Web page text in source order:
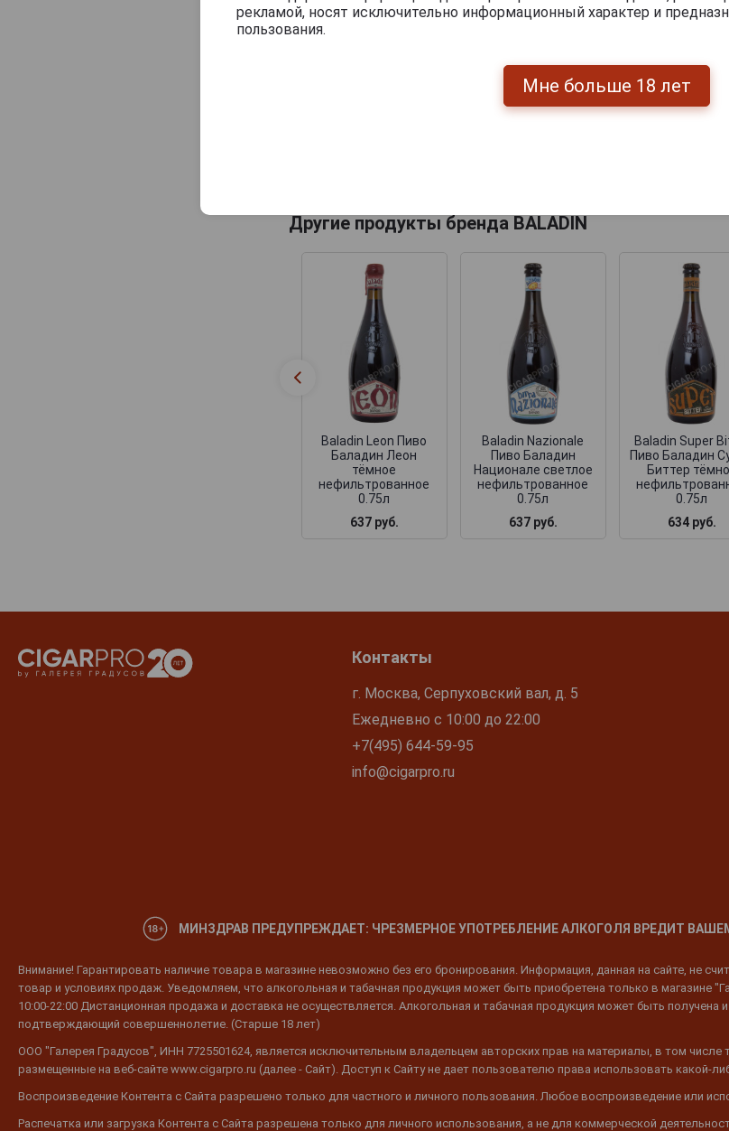
Другие продукты бренда BALADIN
Baladin Leon Пиво
Баладин Леон
тёмное
нефильтрованное
0.75л
637 руб.
Baladin Nazionale
Пиво Баладин
Национале светлое
нефильтрованное
0.75л
637 руб.
Baladin Super
Пиво Баладин
Биттер
0.75л
634 руб.
Контакты
г. Москва, Серпуховский вал, д. 5
Ежедневно с 10:00 до 22:00
+7(495) 644-59-95
info@cigarpro.ru
МИНЗДРАВ ПРЕДУПРЕЖДАЕТ: ЧРЕЗМЕРНОЕ УПОТРЕБЛЕНИЕ АЛКОГОЛЯ ВРЕДИТ
Внимание! Гарантировать наличие товара в магазине невозможно без его бронирования. Информация, данная на сайте, не
товар и условиях продаж. Уведомляем, что алкогольная и табачная продукция может быть приобретена только в магазине
10:00-22:00 Дистанционная продажа и доставка не осуществляется. Алкогольная и табачная продукция может быть получена
подтверждающий совершеннолетие. (Старше 18 лет)
ООО "Галерея Градусов", ИНН 7725501624, является исключительным владельцем авторских прав на материалы, в том
размещенные на веб-сайте www.cigarpro.ru (далее - Сайт). Доступ к Сайту не дает пользователю права использовать какой-
Воспроизведение Контента с Сайта разрешено только для частного и личного пользования. Любое воспроизведение или
Распечатка или загрузка Контента с Сайта разрешена только для личного использования, а не для коммерческой
рекламой, носят исключительно информационный характер и
пользования.
Мне больше 18 лет